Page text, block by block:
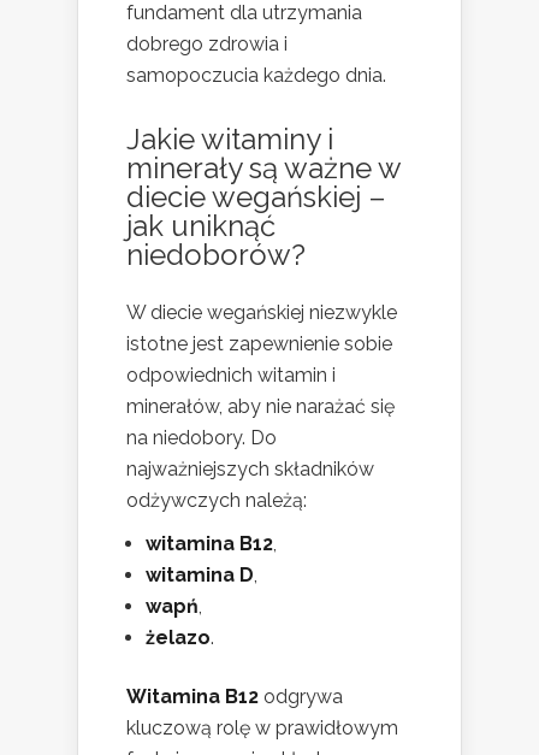
fundament dla utrzymania
dobrego zdrowia i
samopoczucia każdego dnia.
Jakie witaminy i
minerały są ważne w
diecie wegańskiej –
jak uniknąć
niedoborów?
W diecie wegańskiej niezwykle
istotne jest zapewnienie sobie
odpowiednich witamin i
minerałów, aby nie narażać się
na niedobory. Do
najważniejszych składników
odżywczych należą:
witamina B12,
witamina D,
wapń,
żelazo.
Witamina B12 odgrywa
kluczową rolę w prawidłowym